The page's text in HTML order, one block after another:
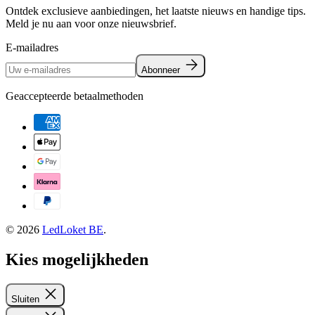
Ontdek exclusieve aanbiedingen, het laatste nieuws en handige tips.
Meld je nu aan voor onze nieuwsbrief.
E-mailadres
Abonneer
Geaccepteerde betaalmethoden
© 2026 LedLoket BE.
Kies mogelijkheden
Sluiten